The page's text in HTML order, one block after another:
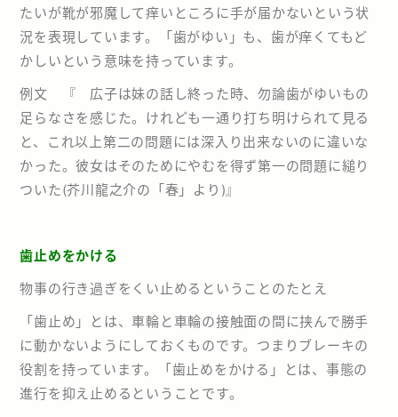
たいが靴が邪魔して痒いところに手が届かないという状
況を表現しています。「歯がゆい」も、歯が痒くてもど
かしいという意味を持っています。
例文 『 広子は妹の話し終った時、勿論歯がゆいもの
足らなさを感じた。けれども一通り打ち明けられて見る
と、これ以上第二の問題には深入り出来ないのに違いな
かった。彼女はそのためにやむを得ず第一の問題に縋り
ついた(芥川龍之介の「春」より)』
歯止めをかける
物事の行き過ぎをくい止めるということのたとえ
「歯止め」とは、車輪と車輪の接触面の間に挟んで勝手
に動かないようにしておくものです。つまりブレーキの
役割を持っています。「歯止めをかける」とは、事態の
進行を抑え止めるということです。